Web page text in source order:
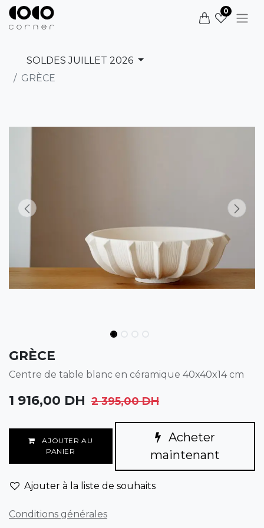
0
SOLDES JUILLET 2026
GRÈCE
GRÈCE
Centre de table blanc en céramique 40x40x14 cm
1 916,00 DH 2 395,00DH
AJOUTER AU
PANIER
Acheter
maintenant
Ajouter à la liste de souhaits
Conditions générales